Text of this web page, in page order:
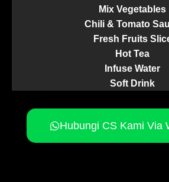
Mix Vegetables
Chili & Tomato
Fresh Fruits
Hot Tea
Infuse Water
Soft Drink
Hubungi CS Kami Via